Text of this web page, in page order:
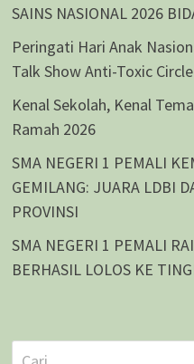
SAINS NASIONAL 2026
Peringati Hari Anak
Talk Show Anti-Toxic Circle
Kenal Sekolah, Kenal
Ramah 2026
SMA NEGERI 1 PEMALI
GEMILANG: JUARA LDBI
PROVINSI
SMA NEGERI 1 PEMALI
BERHASIL LOLOS KE
Cari